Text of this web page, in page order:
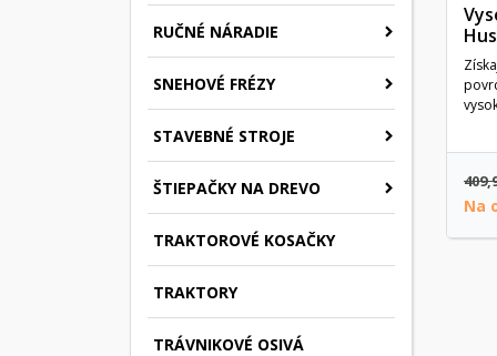
RUČNÉ NÁRADIE
SNEHOVÉ FRÉZY
STAVEBNÉ STROJE
ŠTIEPAČKY NA DREVO
TRAKTOROVÉ KOSAČKY
TRAKTORY
TRÁVNIKOVÉ OSIVÁ
Na